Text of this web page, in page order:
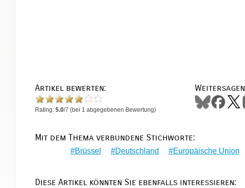
Artikel bewerten:
Rating: 5.0/7 (bei 1 abgegebenen Bewertung)
Weitersagen
Mit dem Thema verbundene Stichworte:
Brüssel Deutschland Europäische Union
Diese Artikel könnten Sie ebenfalls interessieren: